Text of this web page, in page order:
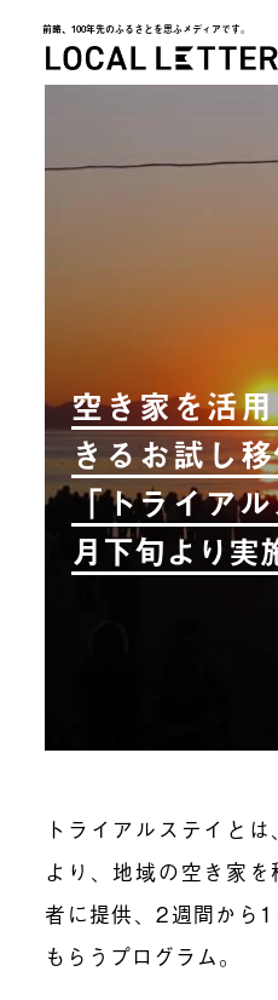
前略、100年先のふるさとを思ふメディアです。
LOCAL LETTER
空き家を活
きるお試し
「トライア
月下旬より実
トライアルステイと
より、地域の空き家
者に提供、2週間から
もらうプログラム。